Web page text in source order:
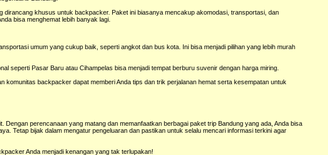
dirancang khusus untuk backpacker. Paket ini biasanya mencakup akomodasi, transportasi, dan
bisa menghemat lebih banyak lagi.
umum yang cukup baik, seperti angkot dan bus kota. Ini bisa menjadi pilihan yang lebih murah
seperti Pasar Baru atau Cihampelas bisa menjadi tempat berburu suvenir dengan harga miring.
komunitas backpacker dapat memberi Anda tips dan trik perjalanan hemat serta kesempatan untuk
Dengan perencanaan yang matang dan memanfaatkan berbagai paket trip Bandung yang ada, Anda bisa
Tetap bijak dalam mengatur pengeluaran dan pastikan untuk selalu mencari informasi terkini agar
Anda menjadi kenangan yang tak terlupakan!